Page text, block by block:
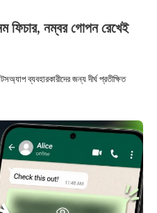
ফিচার, নম্বর গোপন রেখেই
ব্যবহারকারীদের জন্য দীর্ঘ প্রতীক্ষিত